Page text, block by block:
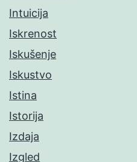
Intuicija
Iskrenost
Iskušenje
Iskustvo
Istina
Istorija
Izdaja
Izgled